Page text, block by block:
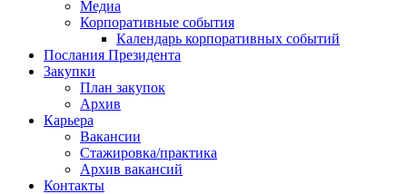
Медиа
Корпоративные события
Календарь корпоративных событий
Послания Президента
Закупки
План закупок
Архив
Карьера
Вакансии
Стажировка/практика
Архив вакансий
Контакты